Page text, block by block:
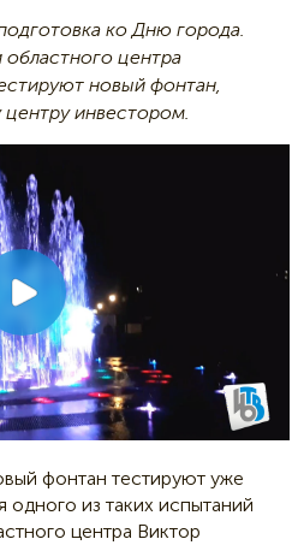
ко Дню города.
центра
новый фонтан,
инвестором.
фонтан тестируют уже
из таких испытаний
центра Виктор